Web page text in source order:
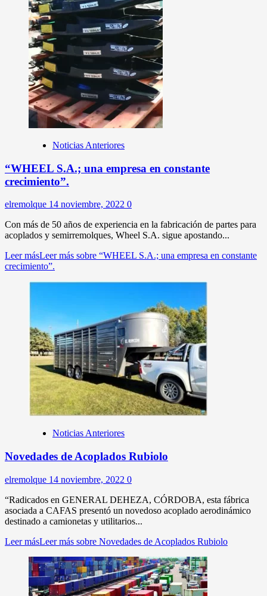
Noticias Anteriores
“WHEEL S.A.; una empresa en constante
crecimiento”.
elremolque 14 noviembre, 2022 0
Con más de 50 años de experiencia en la fabricación de partes para
acoplados y semirremolques, Wheel S.A. sigue apostando...
Leer másLeer más sobre “WHEEL S.A.; una empresa en constante
crecimiento”.
Noticias Anteriores
Novedades de Acoplados Rubiolo
elremolque 14 noviembre, 2022 0
“Radicados en GENERAL DEHEZA, CÓRDOBA, esta fábrica
asociada a CAFAS presentó un novedoso acoplado aerodinámico
destinado a camionetas y utilitarios...
Leer másLeer más sobre Novedades de Acoplados Rubiolo